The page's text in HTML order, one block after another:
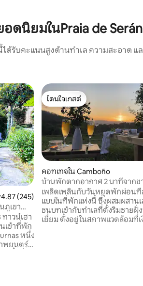
นิยมในPraia de
ด้รับคะแนนสูงด้านทำเล ความสะอาด แ
แนนเฉลี่ย 4.87 จาก 5, 245 รีวิว
4.87 (245)
ภูเขา
ทาวน์เฮา
เข้าที่พัก
หนึ่ง
พยนตร์
โดนใจเกสต์
โดนใจเกสต์
คอทเทจใน Camboño
บ้านพักตากอากาศ 2 นาทีจาก
สวยงาม
เพลิดเพลินกับวันหยุดพักผ่อน
แบบในที่พักแห่งนี้ ซึ่งผสมผสาน
ชนบทเข้ากับทำเลที่ตั้งริมชายฝั่
เยี่ยม ตั้งอยู่ในสภาพแวดล้อมที่เ